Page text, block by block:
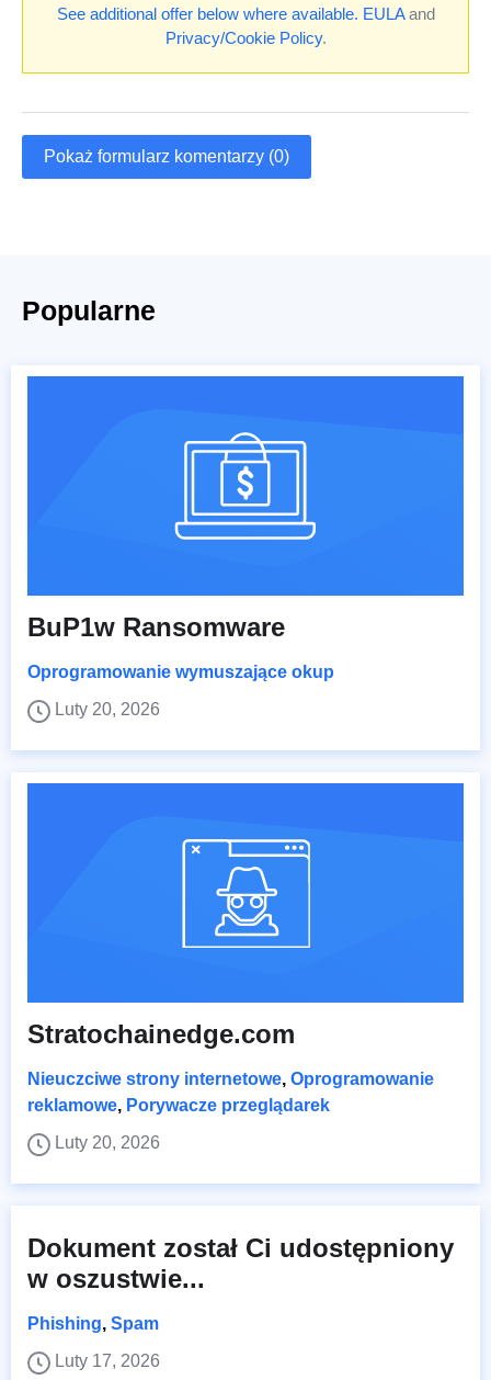
See additional offer below where available. EULAand
Privacy/Cookie Policy.
Pokaż formularz komentarzy (0)
Popularne
BuP1w Ransomware
Oprogramowanie wymuszające okup
Luty 20, 2026
Stratochainedge.com
Nieuczciwe strony internetowe, Oprogramowanie
reklamowe, Porywacze przeglądarek
Luty 20, 2026
Dokument został Ci udostępniony
w oszustwie...
Phishing, Spam
Luty 17, 2026